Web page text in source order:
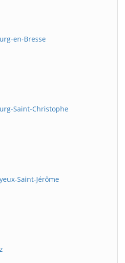
en-Bresse
Saint-Christophe
Saint-Jérôme